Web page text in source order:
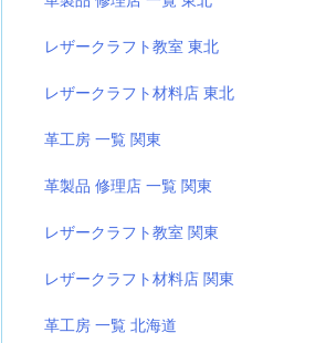
レザークラフト教室 東北
レザークラフト材料店 東北
革工房 一覧 関東
革製品 修理店 一覧 関東
レザークラフト教室 関東
レザークラフト材料店 関東
革工房 一覧 北海道